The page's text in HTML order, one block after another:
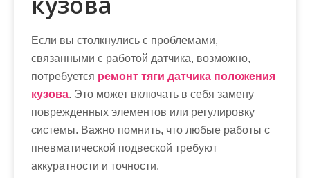
Если вы столкнулись с проблемами,
связанными с работой датчика, возможно,
потребуется ремонт тяги датчика положения
кузова. Это может включать в себя замену
поврежденных элементов или регулировку
системы. Важно помнить, что любые работы с
пневматической подвеской требуют
аккуратности и точности.